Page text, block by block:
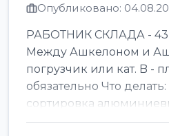
Опубликовано:
РАБОТНИК СКЛАДА - 43
Между Ашкелоном и
погрузчик или кат. B -
обязательно Что
сортировка
График: 5 дн, с 7:00 до